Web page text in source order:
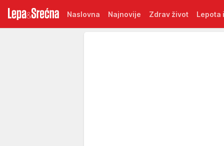
Naslovna Najnovije Zdrav život Lepota